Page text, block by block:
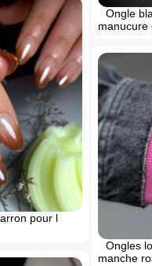
Ongle
manucure
pour l
Ongles
manche